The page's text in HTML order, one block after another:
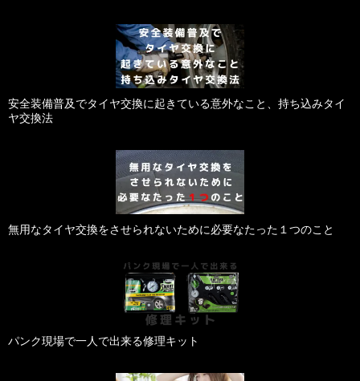
安全装備普及でタイヤ交換に起きている意外なこと、持ち込みタイ
ヤ交換法
無用なタイヤ交換をさせられないために必要なたった１つのこと
パンク現場で一人で出来る修理キット